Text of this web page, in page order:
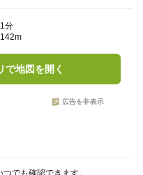
分
で地図を開く
広告を非表示